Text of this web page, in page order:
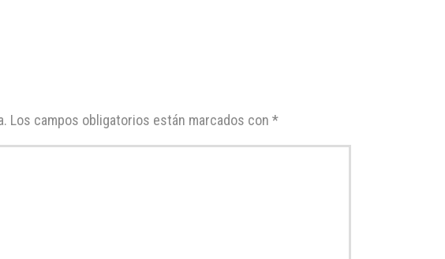
Los campos obligatorios están marcados con *